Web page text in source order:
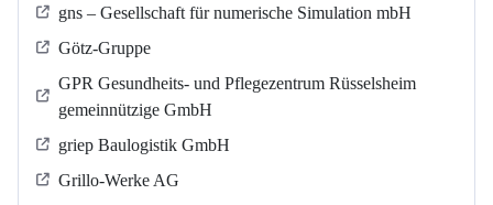
gns – Gesellschaft für numerische Simulation mbH
Götz-Gruppe
GPR Gesundheits- und Pflegezentrum Rüsselsheim
gemeinnützige GmbH
griep Baulogistik GmbH
Grillo-Werke AG